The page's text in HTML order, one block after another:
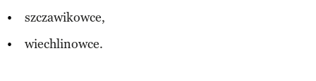
szczawikowce,
wiechlinowce.